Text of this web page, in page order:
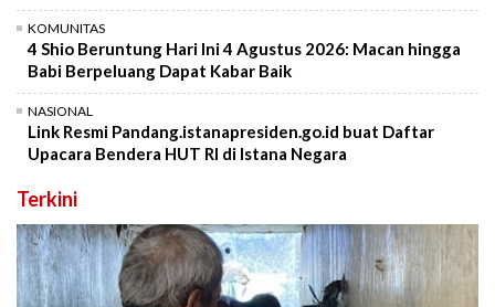
KOMUNITAS
4 Shio Beruntung Hari Ini 4 Agustus 2026: Macan hingga
Babi Berpeluang Dapat Kabar Baik
NASIONAL
Link Resmi Pandang.istanapresiden.go.id buat Daftar
Upacara Bendera HUT RI di Istana Negara
Terkini